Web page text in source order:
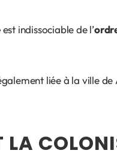
est indissociable de l’
liée à la ville de
LA